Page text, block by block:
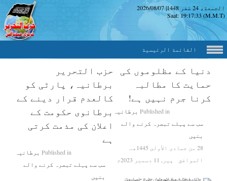
الجمعة، 24 صَفر 1448 |
2026/08/07
Saat:19:17:34(M.M.T)
القائمة الرئيسية
حزب التحریر
برطانیہ، پارٹی کو
کالعدم قرار دینے کے
برطانوی حکومت کے
اعلان کی مذمت کرتی
ہے
Published in برطانیہ
سب سے پہلے تبصرہ کرنے والے
بنیں
دنیا کے مظلوموں کی
حمایت کا مطالبہ
کرنا جرم نہیں ہے!
Published in برطانیہ
سب سے پہلے تبصرہ کرنے والے
بنیں
28 من جمادى الأولى 1445هـ
الموافق
پیر, 11 دسمبر 2023م